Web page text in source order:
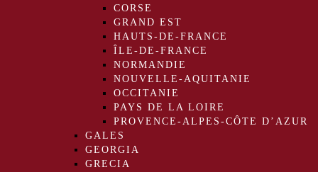
CORSE
GRAND EST
HAUTS-DE-FRANCE
ÎLE-DE-FRANCE
NORMANDIE
NOUVELLE-AQUITANIE
OCCITANIE
PAYS DE LA LOIRE
PROVENCE-ALPES-CÔTE D’AZUR
GALES
GEORGIA
GRECIA